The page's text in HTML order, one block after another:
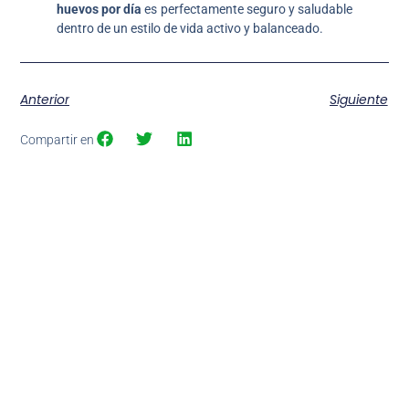
huevos por día es perfectamente seguro y saludable
dentro de un estilo de vida activo y balanceado.
Anterior Siguiente
Compartir en